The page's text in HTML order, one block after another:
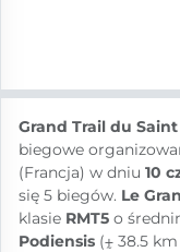
Grand Trail du
biegowe
(Francja) w dniu 10
się 5 biegów. Le
klasie RMT5 o
Podiensis (⨦ 38.5